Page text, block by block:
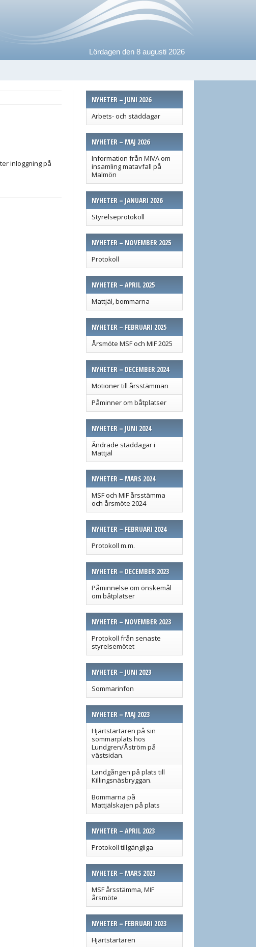
Lördagen den 8 augusti 2026
NYHETER – JUNI 2026
Arbets- och städdagar
NYHETER – MAJ 2026
Information från MIVA om
insamling matavfall på
Malmön
NYHETER – JANUARI 2026
Styrelseprotokoll
NYHETER – NOVEMBER 2025
Protokoll
NYHETER – APRIL 2025
Mattjäl, bommarna
NYHETER – FEBRUARI 2025
Årsmöte MSF och MIF 2025
NYHETER – DECEMBER 2024
Motioner till årsstämman
Påminner om båtplatser
NYHETER – JUNI 2024
Ändrade städdagar i
Mattjäl
NYHETER – MARS 2024
MSF och MIF årsstämma
och årsmöte 2024
NYHETER – FEBRUARI 2024
Protokoll m.m.
NYHETER – DECEMBER 2023
Påminnelse om önskemål
om båtplatser
NYHETER – NOVEMBER 2023
Protokoll från senaste
styrelsemötet
NYHETER – JUNI 2023
Sommarinfon
NYHETER – MAJ 2023
Hjärtstartaren på sin
sommarplats hos
Lundgren/Åström på
västsidan.
Landgången på plats till
Killingsnäsbryggan.
Bommarna på
Mattjälskajen på plats
NYHETER – APRIL 2023
Protokoll tillgängliga
NYHETER – MARS 2023
MSF årsstämma, MIF
årsmöte
NYHETER – FEBRUARI 2023
Hjärtstartaren
inloggning på